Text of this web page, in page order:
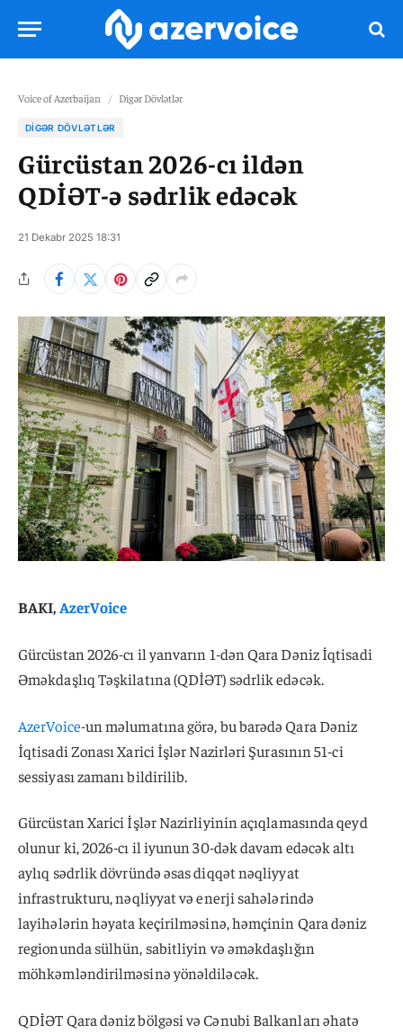
Voice of Azerbaijan / Digər Dövlətlər
DIGƏR DÖVLƏTLƏR
Gürcüstan 2026-cı ildən
QDİƏT-ə sədrlik edəcək
21 Dekabr 2025 18:31
BAKI,AzerVoice
Gürcüstan 2026-cı il yanvarın 1-dən Qara Dəniz İqtisadi
Əməkdaşlıq Təşkilatına (QDİƏT) sədrlik edəcək.
AzerVoice-un məlumatına görə, bu barədə Qara Dəniz
İqtisadi Zonası Xarici İşlər Nazirləri Şurasının 51-ci
sessiyası zamanı bildirilib.
Gürcüstan Xarici İşlər Nazirliyinin açıqlamasında qeyd
olunur ki, 2026-cı il iyunun 30-dək davam edəcək altı
aylıq sədrlik dövründə əsas diqqət nəqliyyat
infrastrukturu, nəqliyyat və enerji sahələrində
layihələrin həyata keçirilməsinə, həmçinin Qara dəniz
regionunda sülhün, sabitliyin və əməkdaşlığın
möhkəmləndirilməsinə yönəldiləcək.
QDİƏT Qara dəniz bölgəsi və Cənubi Balkanları əhatə